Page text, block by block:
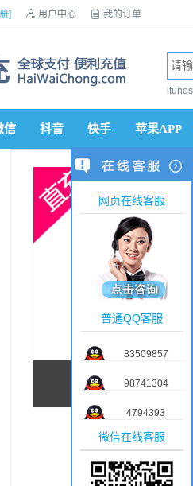
]  用户中心  我的订单
信 抖音 快手 苹果APP
网页在线客服
普通QQ客服
83509857
98741304
4794393
微信在线客服